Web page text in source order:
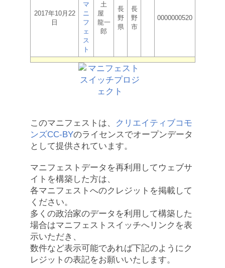
2017年10月22
日
マ
ニ
フ
ェ
ス
ト
土
屋
龍一
郎
長
野
県
長
野
市
0000000520
このマニフェストは、
クリエイティブコモ
ンズCC-BYのライセンスでオープンデータ
として提供されています。
マニフェストデータを再利用してウェブサ
イトを構築した方は、
各マニフェストへのクレジットを掲載して
ください。
多くの政治家のデータを利用して構築した
場合はマニフェストスイッチへリンクを表
示いただき、
数件など表示可能であれば下記のようにク
レジットの表記をお願いいたします。